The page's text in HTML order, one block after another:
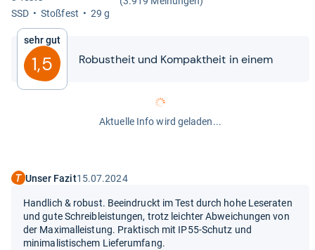
SSD
Stoß­fest 29 g
Sehr gut
1,5 Robust­heit und Kom­pakt­heit in einem
Aktuelle Info wird geladen...
Unser Fazit15.07.2024
Handlich & robust. Beeindruckt im Test durch hohe Leseraten
und gute Schreibleistungen, trotz leichter Abweichungen von
der Maximalleistung. Praktisch mit IP55-Schutz und
minimalistischem Lieferumfang.